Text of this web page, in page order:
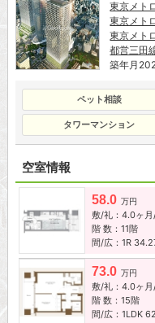
東京メト
東京メト
東京メト
都営三田
築年月
ペット相談
タワーマンション
空室情報
58.0 万円
敷/礼：4.0ヶ
階 数：11階
間/広：1R
73.0 万円
敷/礼：4.0ヶ
階 数：15階
間/広：1LDK